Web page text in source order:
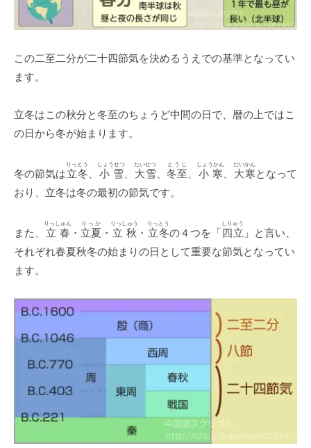
この二至二分が二十四節気を決めるうえでの基準となってい
ます。
立冬はこの秋分と冬至のちょうど中間の日で、暦の上ではこ
の日から冬が始まります。
冬の節気は立冬
りっとう
小雪
しょうせつ
大雪
たいせつ
冬至
とうじ
小寒
しょうかん
大寒
だいかん
となって
おり、立冬は冬の最初の節気です。
また、 立春
りっしゅん
・ 立夏
りっか
・ 立秋
りっしゅう
・ 立冬
りっとう
の４つを「四立
しりゅう
」と言い、
それぞれ春夏秋冬の始まりの日として重要な節気となってい
ます。